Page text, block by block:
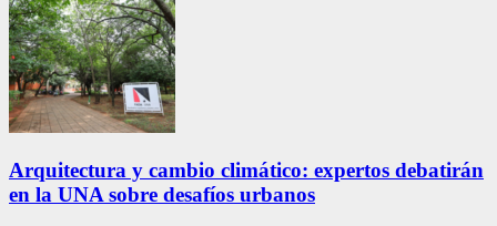
Arquitectura y cambio climático: expertos debatirán
en la UNA sobre desafíos urbanos